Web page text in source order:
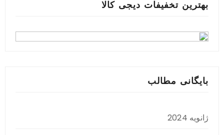
بهترین تخفیفات دیجی کالا
بایگانی مطالب
ژانویه 2024